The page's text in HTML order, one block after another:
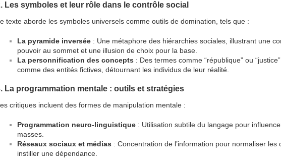
Les symboles et leur rôle dans le contrôle social
texte aborde les symboles universels comme outils de domination, tels que :
La pyramide inversée : Une métaphore des hiérarchies sociales, illustrant une
pouvoir au sommet et une illusion de choix pour la base.
La personnification des concepts : Des termes comme “république” ou
comme des entités fictives, détournant les individus de leur réalité.
La programmation mentale : outils et stratégies
critiques incluent des formes de manipulation mentale :
Programmation neuro-linguistique : Utilisation subtile du langage pour
masses.
Réseaux sociaux et médias : Concentration de l’information pour normaliser les
instiller une dépendance.